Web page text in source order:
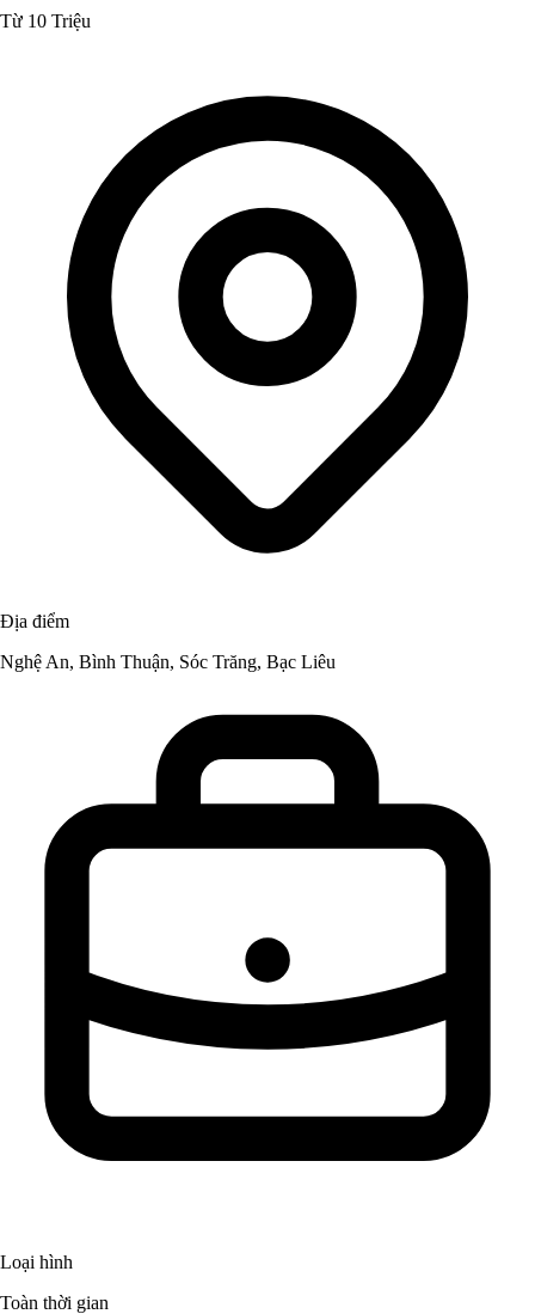
Từ 10 Triệu
Địa điểm
Nghệ An, Bình Thuận, Sóc Trăng, Bạc Liêu
Loại hình
Toàn thời gian